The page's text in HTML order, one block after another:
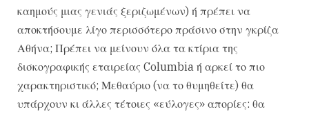
καημούς μιας γενιάς ξεριζωμένων) ή πρέπει να
αποκτήσουμε λίγο περισσότερο πράσινο στην γκρίζα
Αθήνα; Πρέπει να μείνουν όλα τα κτίρια της
δισκογραφικής εταιρείας Columbia ή αρκεί το πιο
χαρακτηριστικό; Μεθαύριο (να το θυμηθείτε) θα
υπάρχουν κι άλλες τέτοιες «εύλογες» απορίες: θα